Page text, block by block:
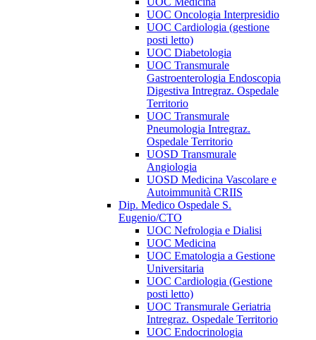
UOC Oncologia Interpresidio
UOC Cardiologia (gestione
posti letto)
UOC Diabetologia
UOC Transmurale
Gastroenterologia Endoscopia
Digestiva Intregraz. Ospedale
Territorio
UOC Transmurale
Pneumologia Intregraz.
Ospedale Territorio
UOSD Transmurale
Angiologia
UOSD Medicina Vascolare e
Autoimmunità CRIIS
Dip. Medico Ospedale S.
Eugenio/CTO
UOC Nefrologia e Dialisi
UOC Medicina
UOC Ematologia a Gestione
Universitaria
UOC Cardiologia (Gestione
posti letto)
UOC Transmurale Geriatria
Intregraz. Ospedale Territorio
UOC Endocrinologia